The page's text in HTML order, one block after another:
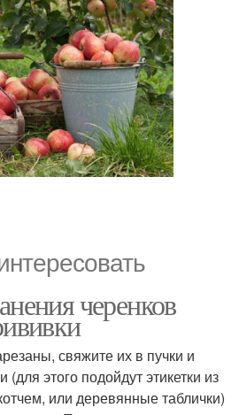
черенков
свяжите их в пучки и
(для этого подойдут этикетки из
или деревянные таблички)